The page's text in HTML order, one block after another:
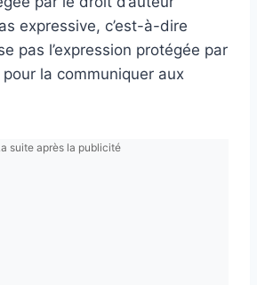
expressive, c’est-à-dire
pas l’expression protégée par
pour la communiquer aux
suite après la publicité